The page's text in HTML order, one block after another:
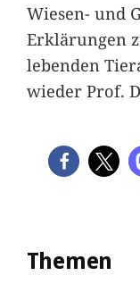
Wiesen- und
Erklärungen
lebenden
wieder Prof.
Themen